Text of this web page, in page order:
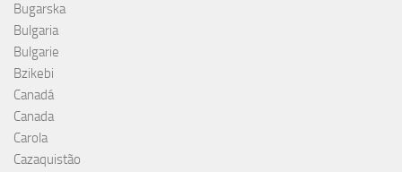
Bugarska
Bulgaria
Bulgarie
Bzikebi
Canadá
Canada
Carola
Cazaquistão